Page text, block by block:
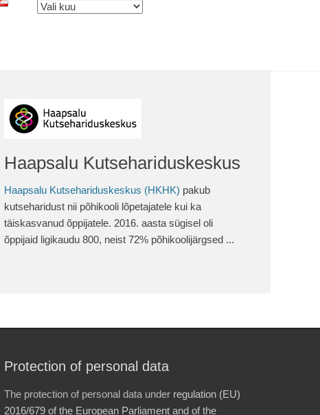
Arhiiv
Haapsalu Kutsehariduskeskus
Haapsalu Kutsehariduskeskus (HKHK) pakub
kutseharidust nii põhikooli lõpetajatele kui ka
täiskasvanud õppijatele. 2016. aasta sügisel oli
õppijaid ligikaudu 800, neist 72% põhikoolijärgsed ...
Protection of personal data
The protection of personal data under regulation (EU)
2016/679 of the European Parliament and of the